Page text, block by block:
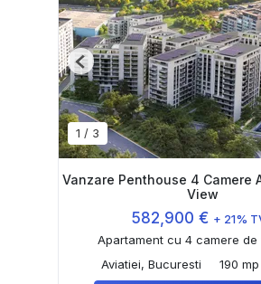
1 / 3
Previous
Vanzare Penthouse 4 Camere
View
582,900 € + 21%
Apartament cu 4 camere de
Aviatiei, Bucuresti
190 mp